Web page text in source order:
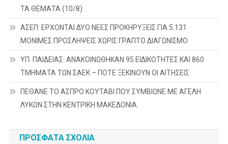
ΤΑ ΘΕΜΑΤΑ (10/8)
ΑΣΕΠ: ΕΡΧΟΝΤΑΙ ΔΥΟ ΝΕΕΣ ΠΡΟΚΗΡΥΞΕΙΣ ΓΙΑ 5.131
ΜΟΝΙΜΕΣ ΠΡΟΣΛΗΨΕΙΣ ΧΩΡΙΣ ΓΡΑΠΤΟ ΔΙΑΓΩΝΙΣΜΟ
ΥΠ. ΠΑΙΔΕΙΑΣ: ΑΝΑΚΟΙΝΩΘΗΚΑΝ 95 ΕΙΔΙΚΟΤΗΤΕΣ ΚΑΙ 860
ΤΜΗΜΑΤΑ ΤΩΝ ΣΑΕΚ – ΠΟΤΕ ΞΕΚΙΝΟΥΝ ΟΙ ΑΙΤΗΣΕΙΣ
ΠΕΘΑΝΕ ΤΟ ΑΣΠΡΟ ΚΟΥΤΑΒΙ ΠΟΥ ΣΥΜΒΙΩΝΕ ΜΕ ΑΓΕΛΗ
ΛΥΚΩΝ ΣΤΗΝ ΚΕΝΤΡΙΚΗ ΜΑΚΕΔΟΝΙΑ
ΠΡΌΣΦΑΤΑ ΣΧΌΛΙΑ